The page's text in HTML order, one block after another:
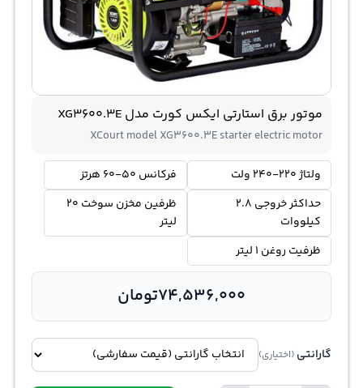
موتور برق استارتی ایکس کورت مدل XG3600.3E
XCourt model XG3600.3E starter electric motor
ولتاژ 220-240 ولت
فرکانس 50-60 هرتز
حداکثر خروجی 2.8
کیلووات
ظرفین مخزن سوخت 20
لیتر
ظرفیت روغن 1 لیتر
74,536,000تومان
گارانتی (اختیاری)